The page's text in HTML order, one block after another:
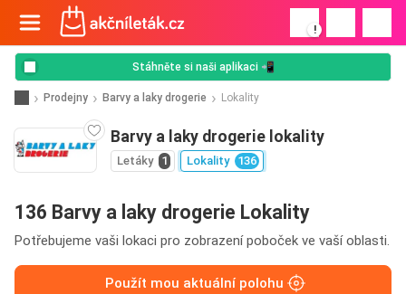
!
Stáhněte si naši aplikaci 📲
Prodejny Barvy a laky drogerie Lokality
Barvy a laky drogerie lokality
Letáky 1 Lokality 136
136 Barvy a laky drogerie Lokality
Potřebujeme vaši lokaci pro zobrazení poboček ve vaší oblasti.
Použít mou aktuální polohu